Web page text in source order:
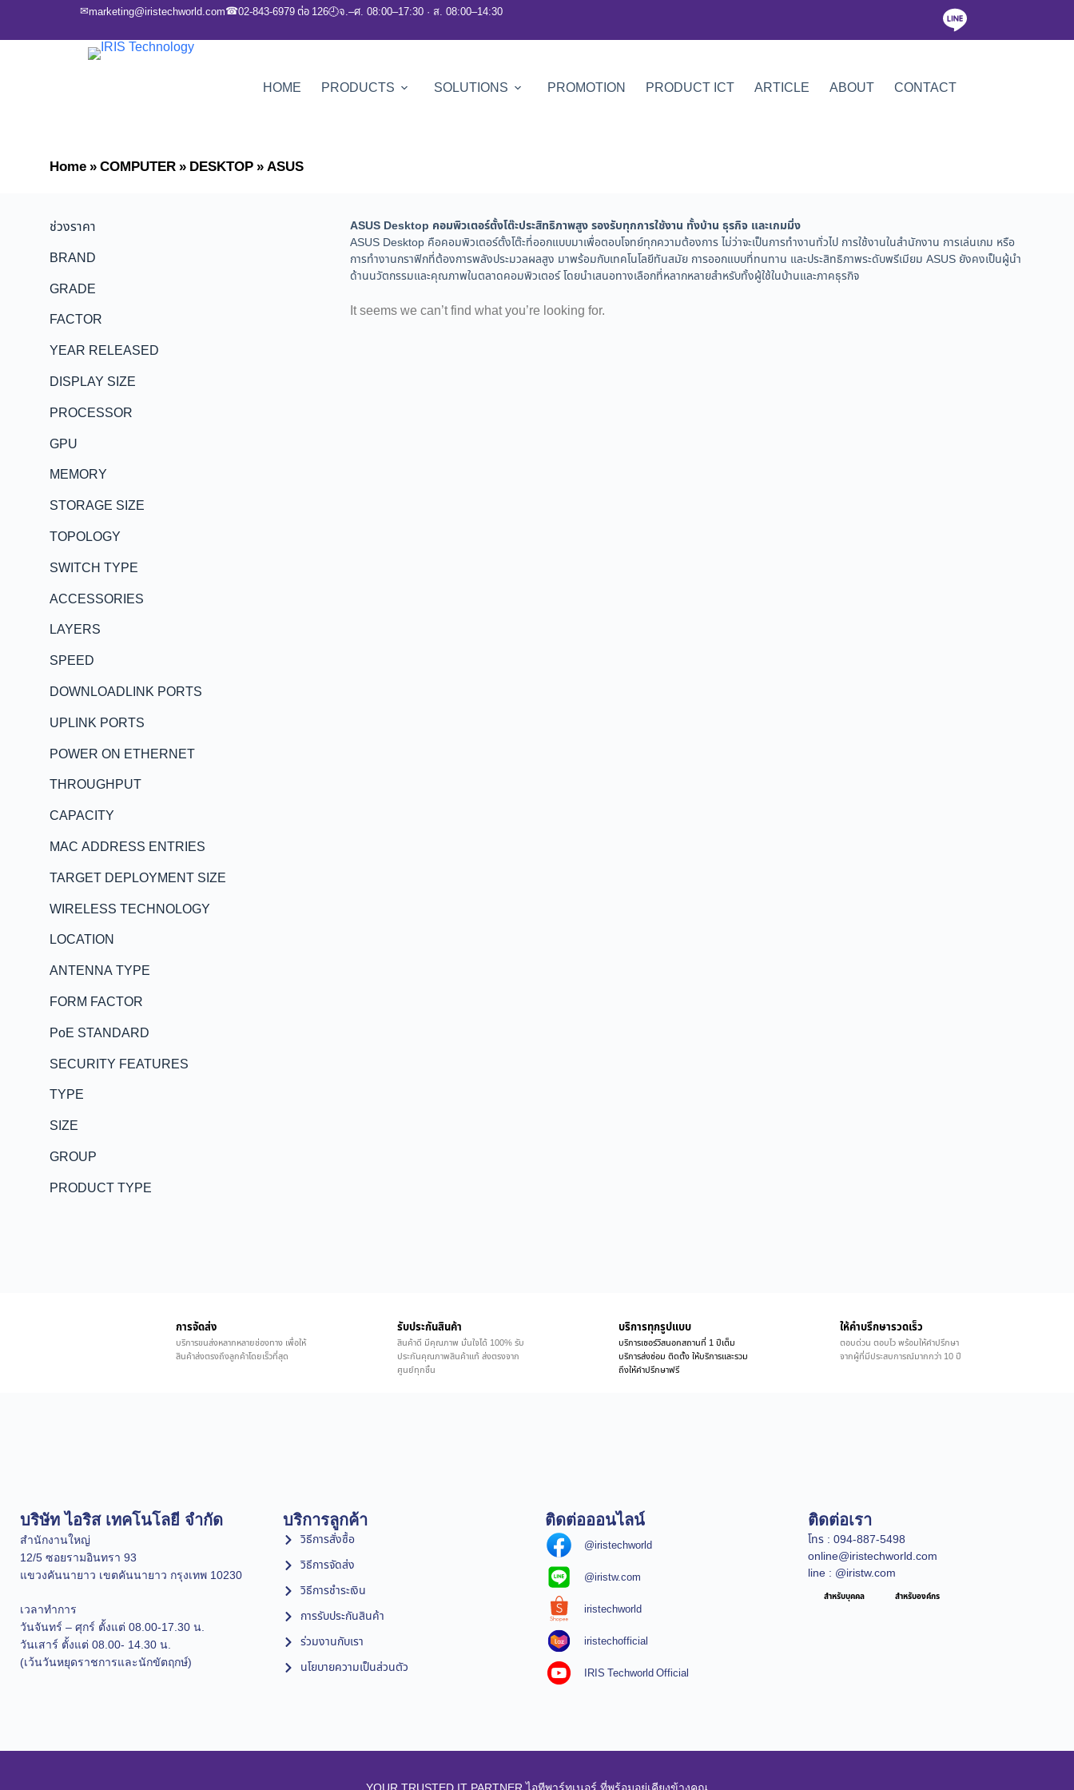
✉marketing@iristechworld.com☎02-843-6979 ต่อ 126🕘จ.–ศ. 08:00–17:30 · ส. 08:00–14:30
HOME PRODUCTS SOLUTIONS PROMOTION PRODUCT ICT ARTICLE ABOUT CONTACT
Home»COMPUTER»DESKTOP»ASUS
ช่วงราคา
BRAND
GRADE
FACTOR
YEAR RELEASED
DISPLAY SIZE
PROCESSOR
GPU
MEMORY
STORAGE SIZE
TOPOLOGY
SWITCH TYPE
ACCESSORIES
LAYERS
SPEED
DOWNLOADLINK PORTS
UPLINK PORTS
POWER ON ETHERNET
THROUGHPUT
CAPACITY
MAC ADDRESS ENTRIES
TARGET DEPLOYMENT SIZE
WIRELESS TECHNOLOGY
LOCATION
ANTENNA TYPE
FORM FACTOR
PoE STANDARD
SECURITY FEATURES
TYPE
SIZE
GROUP
PRODUCT TYPE
ASUS Desktop คอมพิวเตอร์ตั้งโต๊ะประสิทธิภาพสูง รองรับทุกการใช้งาน ทั้งบ้าน ธุรกิจ และเกมมิ่ง
ASUS Desktop คือคอมพิวเตอร์ตั้งโต๊ะที่ออกแบบมาเพื่อตอบโจทย์ทุกความต้องการ ไม่ว่าจะเป็นการทำงานทั่วไป การใช้งานในสำนักงาน การเล่นเกม หรือ
การทำงานกราฟิกที่ต้องการพลังประมวลผลสูง มาพร้อมกับเทคโนโลยีทันสมัย การออกแบบที่ทนทาน และประสิทธิภาพระดับพรีเมียม ASUS ยังคงเป็นผู้นำ
ด้านนวัตกรรมและคุณภาพในตลาดคอมพิวเตอร์ โดยนำเสนอทางเลือกที่หลากหลายสำหรับทั้งผู้ใช้ในบ้านและภาคธุรกิจ
It seems we can’t find what you’re looking for.
การจัดส่ง
บริการขนส่งหลากหลายช่องทาง เพื่อให้
สินค้าส่งตรงถึงลูกค้าโดยเร็วที่สุด
รับประกันสินค้า
สินค้าดี มีคุณภาพ มั่นใจได้ 100% รับ
ประกันคุณภาพสินค้าแท้ ส่งตรงจาก
ศูนย์ทุกชิ้น
บริการทุกรูปแบบ
บริการเซอร์วิสนอกสถานที่ 1 ปีเต็ม
บริการส่งซ่อม ติดตั้ง ให้บริการและรวม
ถึงให้คำปรึกษาฟรี
ให้คำบรึกษารวดเร็ว
ตอบด่วน ตอบไว พร้อมให้คำปรึกษา
จากผู้ที่มีประสบการณ์มากกว่า 10 ปี
บริษัท ไอริส เทคโนโลยี จำกัด
สำนักงานใหญ่
12/5 ซอยรามอินทรา 93
แขวงคันนายาว เขตคันนายาว กรุงเทพ 10230
เวลาทำการ
วันจันทร์ – ศุกร์ ตั้งแต่ 08.00-17.30 น.
วันเสาร์ ตั้งแต่ 08.00- 14.30 น.
(เว้นวันหยุดราชการและนักขัตฤกษ์)
บริการลูกค้า
วิธีการสั่งซื้อ
วิธีการจัดส่ง
วิธีการชำระเงิน
การรับประกันสินค้า
ร่วมงานกับเรา
นโยบายความเป็นส่วนตัว
ติดต่อออนไลน์
@iristechworld
@iristw.com
iristechworld
iristechofficial
IRIS Techworld Official
ติดต่อเรา
โทร : 094-887-5498
online@iristechworld.com
line : @iristw.com
สำหรับบุคคล สำหรับองค์กร